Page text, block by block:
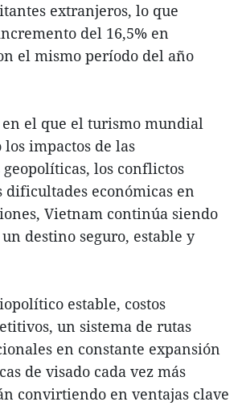
extranjeros, lo que
del 16,5% en
el mismo período del año
el que el turismo mundial
impactos de las
los conflictos
dificultades económicas en
Vietnam continúa siendo
destino seguro, estable y
estable, costos
un sistema de rutas
en constante expansión
de visado cada vez más
convirtiendo en ventajas clave